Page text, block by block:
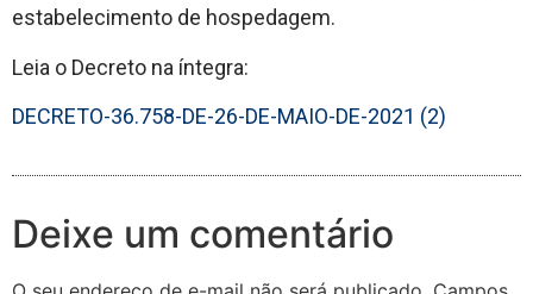
estabelecimento de hospedagem.
Leia o Decreto na íntegra:
DECRETO-36.758-DE-26-DE-MAIO-DE-2021 (2)
Deixe um comentário